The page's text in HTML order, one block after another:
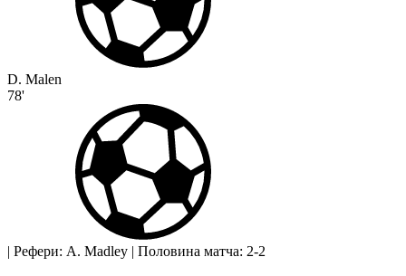
D. Malen
78'
| Рефери: A. Madley | Половина матча: 2-2